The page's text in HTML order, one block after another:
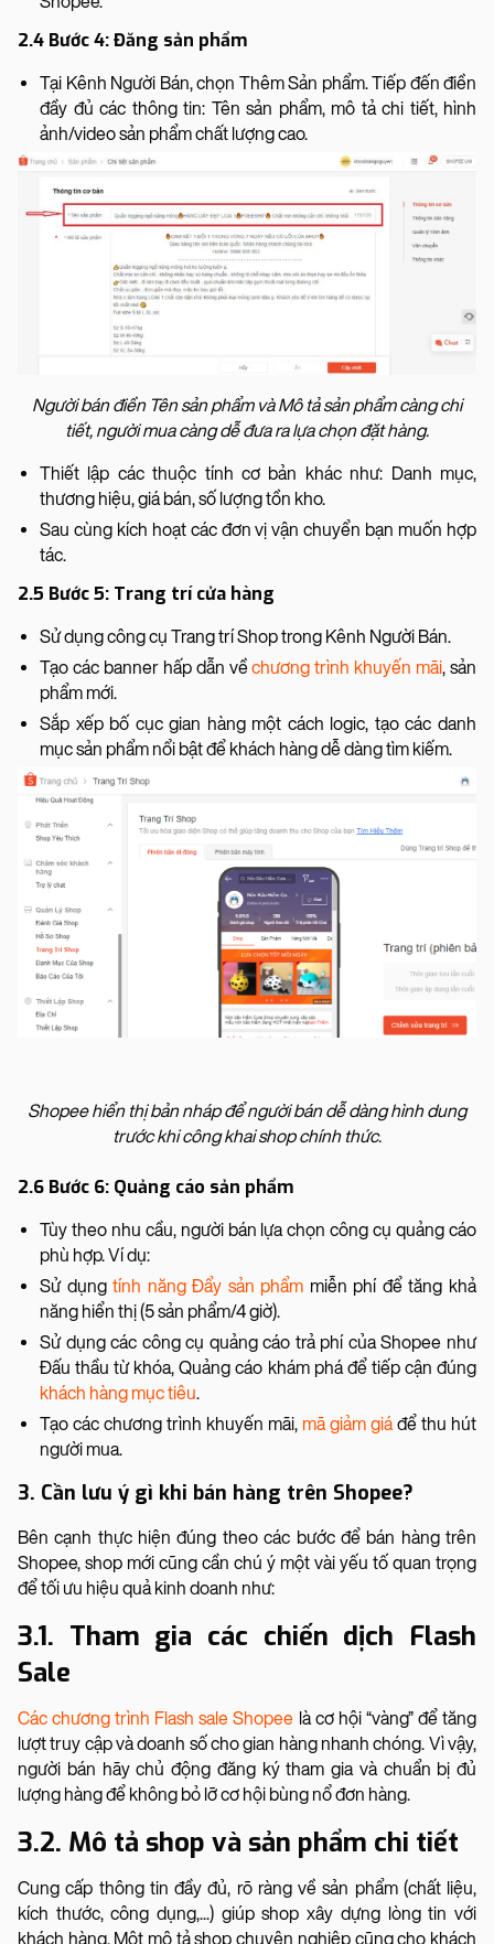
2.4 Bước 4: Đăng sản phẩm
Tại Kênh Người Bán, chọn Thêm Sản phẩm. Tiếp đến điền
đầy đủ các thông tin: Tên sản phẩm, mô tả chi tiết, hình
ảnh/video sản phẩm chất lượng cao.
Người bán điền Tên sản phẩm và Mô tả sản phẩm càng chi
tiết, người mua càng dễ đưa ra lựa chọn đặt hàng.
Thiết lập các thuộc tính cơ bản khác như: Danh mục,
thương hiệu, giá bán, số lượng tồn kho.
Sau cùng kích hoạt các đơn vị vận chuyển bạn muốn hợp
tác.
2.5 Bước 5: Trang trí cửa hàng
Sử dụng công cụ Trang trí Shop trong Kênh Người Bán.
Tạo các banner hấp dẫn vềchương trình khuyến mãi, sản
phẩm mới.
Sắp xếp bố cục gian hàng một cách logic, tạo các danh
mục sản phẩm nổi bật để khách hàng dễ dàng tìm kiếm.
Shopee hiển thị bản nháp để người bán dễ dàng hình dung
trước khi công khai shop chính thức.
2.6 Bước 6: Quảng cáo sản phẩm
Tùy theo nhu cầu, người bán lựa chọn công cụ quảng cáo
phù hợp. Ví dụ:
Sử dụngtính năng Đẩy sản phẩm miễn phí để tăng khả
năng hiển thị (5 sản phẩm/4 giờ).
Sử dụng các công cụ quảng cáo trả phí của Shopee như
Đấu thầu từ khóa, Quảng cáo khám phá để tiếp cận đúng
khách hàng mục tiêu.
Tạo các chương trình khuyến mãi, mã giảm giá để thu hút
người mua.
3. Cần lưu ý gì khi bán hàng trên Shopee?
Bên cạnh thực hiện đúng theo các bước để bán hàng trên
Shopee, shop mới cũng cần chú ý một vài yếu tố quan trọng
để tối ưu hiệu quả kinh doanh như:
3.1. Tham gia các chiến dịch Flash
Sale
Các chương trình Flash sale Shopee là cơ hội “vàng” để tăng
lượt truy cập và doanh số cho gian hàng nhanh chóng. Vì vậy,
người bán hãy chủ động đăng ký tham gia và chuẩn bị đủ
lượng hàng để không bỏ lỡ cơ hội bùng nổ đơn hàng.
3.2. Mô tả shop và sản phẩm chi tiết
Cung cấp thông tin đầy đủ, rõ ràng về sản phẩm (chất liệu,
kích thước, công dụng,...) giúp shop xây dựng lòng tin với
khách hàng. Một mô tả shop chuyên nghiệp cũng cho khách